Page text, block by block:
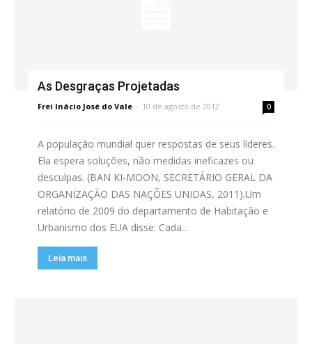
As Desgraças Projetadas
Frei Inácio José do Vale - 10 de agosto de 2012 0
A população mundial quer respostas de seus líderes.
Ela espera soluções, não medidas ineficazes ou
desculpas. (BAN KI-MOON, SECRETÁRIO GERAL DA
ORGANIZAÇÃO DAS NAÇÕES UNIDAS, 2011).Um
relatório de 2009 do departamento de Habitação e
Urbanismo dos EUA disse: Cada...
Leia mais